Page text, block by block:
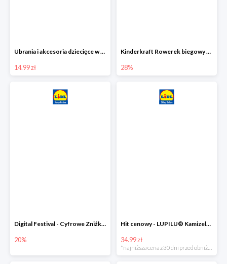
Ubrania i akcesoria dziecięce w Lidlu Online od 14,99 zł
14.99 zł
Kinderkraft Rowerek biegowy Fly
28%
Digital Festival - Cyfrowe Zniżki Ubrania dla dzieci w Lidlu -20%
20%
Hit cenowy - LUPILU® Kamizelka pikowana dziewczęca
34.99 zł